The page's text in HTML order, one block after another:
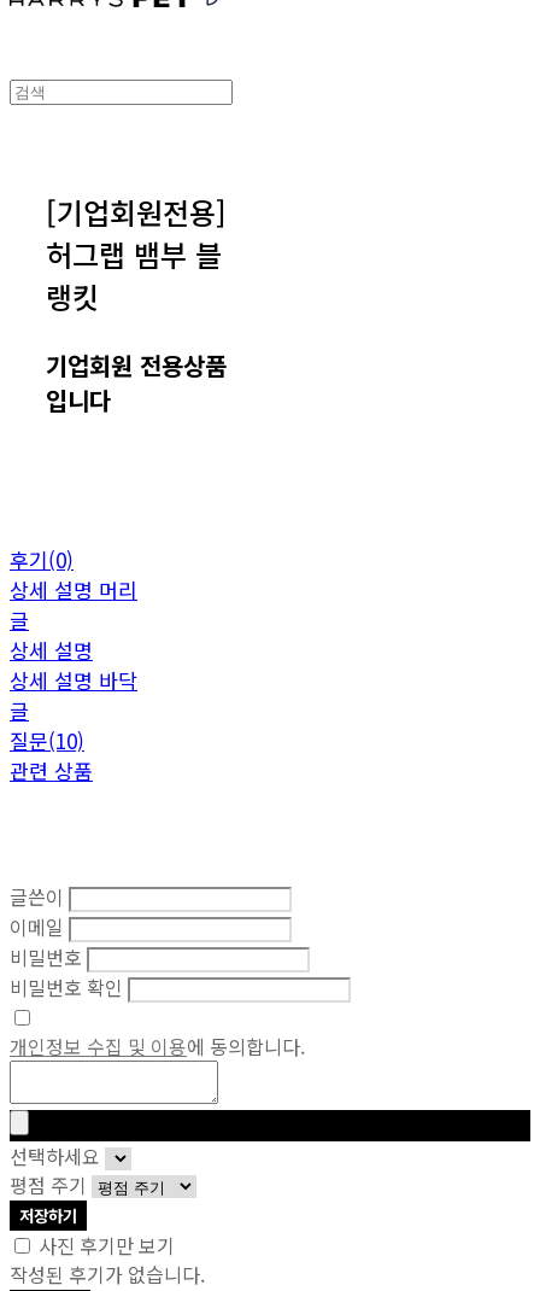
[기업회원전용]
허그랩 뱀부 블
랭킷
기업회원 전용상품
입니다
후기(0)
상세 설명 머리
글
상세 설명
상세 설명 바닥
글
질문(10)
관련 상품
글쓴이
이메일
비밀번호
비밀번호 확인
개인정보 수집 및 이용에 동의합니다.
선택하세요
평점 주기
저장하기
사진 후기만 보기
작성된 후기가 없습니다.